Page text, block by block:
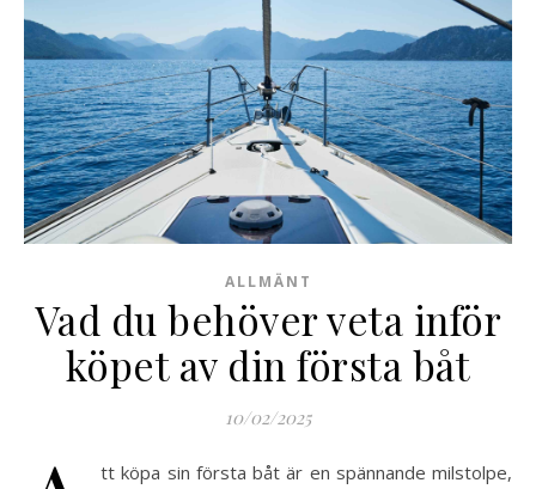
ALLMÄNT
Vad du behöver veta inför
köpet av din första båt
10/02/2025
tt köpa sin första båt är en spännande milstolpe,